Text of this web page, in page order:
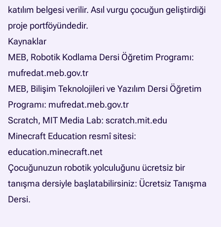
katılım belgesi verilir. Asıl vurgu çocuğun geliştirdiği
proje portföyündedir.
Kaynaklar
MEB, Robotik Kodlama Dersi Öğretim Programı:
mufredat.meb.gov.tr
MEB, Bilişim Teknolojileri ve Yazılım Dersi Öğretim
Programı: mufredat.meb.gov.tr
Scratch, MIT Media Lab: scratch.mit.edu
Minecraft Education resmî sitesi:
education.minecraft.net
Çocuğunuzun robotik yolculuğunu ücretsiz bir
tanışma dersiyle başlatabilirsiniz: Ücretsiz Tanışma
Dersi.